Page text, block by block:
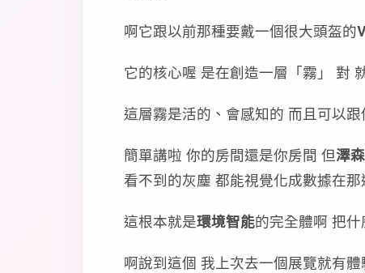
啊它跟以前那種要戴一個很大頭盔的
它的核心喔 是在創造一層「霧」 對
這層霧是活的、會感知的 而且可以
簡單講啦 你的房間還是你房間 但澤
看不到的灰塵 都能視覺化成數據在
這根本就是環境智能的完全體啊 把
啊說到這個 我上次去一個展覽就有